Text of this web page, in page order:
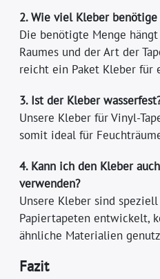
2. Wie viel Kleber
Die benötigte Menge
Raumes und der Art der
reicht ein Paket Kleber für
3. Ist der Kleber
Unsere Kleber für Vinyl-
somit ideal für
4. Kann ich den Kleber
verwenden?
Unsere Kleber sind
Papiertapeten entwickelt,
ähnliche Materialien
Fazit